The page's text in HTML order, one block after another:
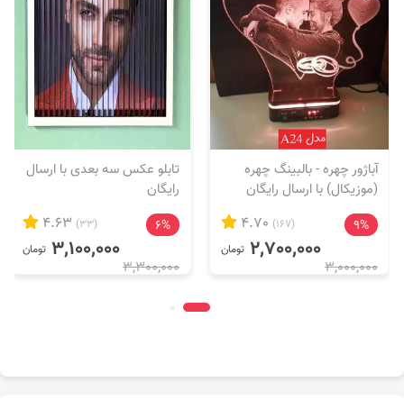
آباژور چهره - بالبینگ چهره
(موزیکال) با ارسال رایگان
9%
(167)
تومان
3,000,000
تابلو عکس سه بعدی با ارسال
رایگان
6%
(33)
تومان
3,300,000